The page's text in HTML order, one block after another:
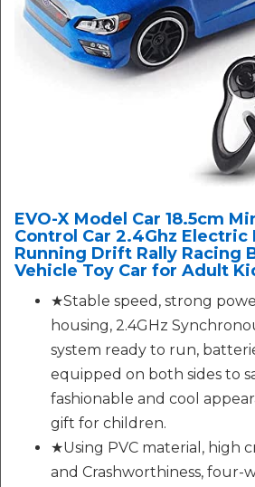
EVO-X Model Car 18.5cm
Control Car 2.4Ghz Electric
Running Drift Rally Racing
Vehicle Toy Car for Adult
★Stable speed, strong
housing, 2.4GHz
system ready to run,
equipped on both sides to
fashionable and cool
gift for children.
★Using PVC material, high
and Crashworthiness, four-